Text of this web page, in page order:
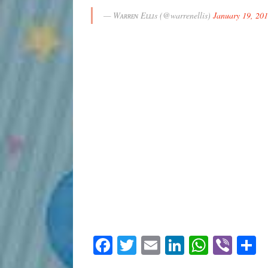
— Wᴀʀʀᴇɴ Eʟʟɪs (@warrenellis) January 19,
Facebook
Twitter
EmailLinkedInViber